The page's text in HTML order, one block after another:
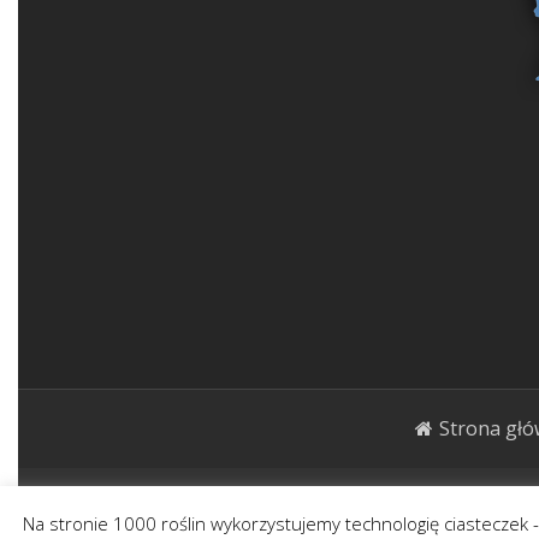
Strona
1000roślin.pl Strona ma charakter
Na stronie 1000 roślin wykorzystujemy technologię ciasteczek